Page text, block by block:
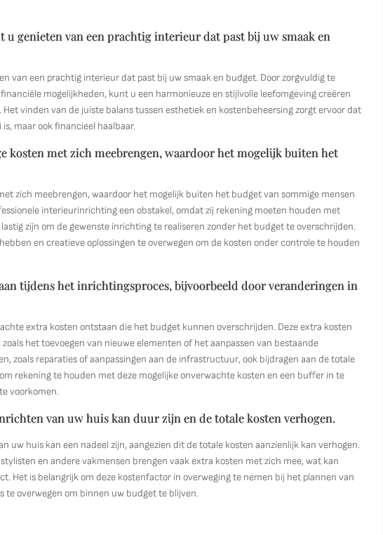
u genieten van een prachtig interieur dat past bij uw smaak en
van een prachtig interieur dat past bij uw smaak en budget. Door zorgvuldig te
mogelijkheden, kunt u een harmonieuze en stijlvolle leefomgeving creëren
vinden van de juiste balans tussen esthetiek en kostenbeheersing zorgt ervoor dat
maar ook financieel haalbaar.
kosten met zich meebrengen, waardoor het mogelijk buiten het
zich meebrengen, waardoor het mogelijk buiten het budget van sommige mensen
interieurinrichting een obstakel, omdat zij rekening moeten houden met
zijn om de gewenste inrichting te realiseren zonder het budget te overschrijden.
en creatieve oplossingen te overwegen om de kosten onder controle te houden
tijdens het inrichtingsproces, bijvoorbeeld door veranderingen in
extra kosten ontstaan die het budget kunnen overschrijden. Deze extra kosten
het toevoegen van nieuwe elementen of het aanpassen van bestaande
zoals reparaties of aanpassingen aan de infrastructuur, ook bijdragen aan de totale
rekening te houden met deze mogelijke onverwachte kosten en een buffer in te
voorkomen.
van uw huis kan duur zijn en de totale kosten verhogen.
uw huis kan een nadeel zijn, aangezien dit de totale kosten aanzienlijk kan verhogen.
en andere vakmensen brengen vaak extra kosten met zich mee, wat kan
Het is belangrijk om deze kostenfactor in overweging te nemen bij het plannen van
overwegen om binnen uw budget te blijven.